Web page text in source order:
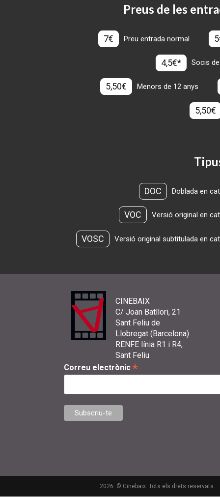
Preus de les
7€ Preu entrada normal
4,5€* Socis
5,50€ Menors de 12 anys
5,50€
DOC Doblada en
VOC Versió original en
VOSC Versió original subtitulada en
CINEBAIX
C/ Joan Batllori, 21
Sant Feliu de
Llobregat (Barcelona)
RENFE línia R1 i R4,
Sant Feliu
Correu electrònic *
2026. © Cinebaix. Tots els drets reservats.